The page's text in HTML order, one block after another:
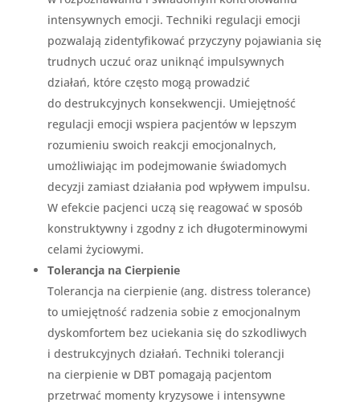
intensywnych emocji. Techniki regulacji emocji
pozwalają zidentyfikować przyczyny pojawiania się
trudnych uczuć oraz uniknąć impulsywnych
działań, które często mogą prowadzić
do destrukcyjnych konsekwencji. Umiejętność
regulacji emocji wspiera pacjentów w lepszym
rozumieniu swoich reakcji emocjonalnych,
umożliwiając im podejmowanie świadomych
decyzji zamiast działania pod wpływem impulsu.
W efekcie pacjenci uczą się reagować w sposób
konstruktywny i zgodny z ich długoterminowymi
celami życiowymi.
Tolerancja na Cierpienie
Tolerancja na cierpienie (ang. distress tolerance)
to umiejętność radzenia sobie z emocjonalnym
dyskomfortem bez uciekania się do szkodliwych
i destrukcyjnych działań. Techniki tolerancji
na cierpienie w DBT pomagają pacjentom
przetrwać momenty kryzysowe i intensywne